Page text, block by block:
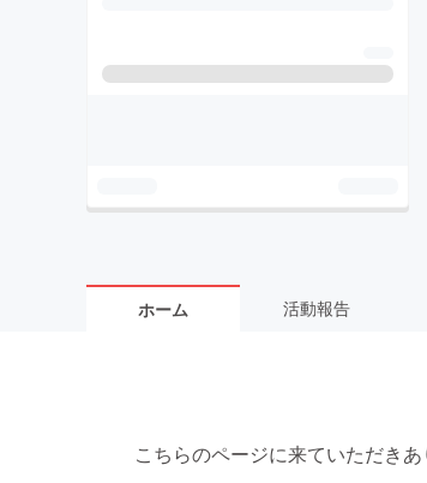
ホーム 活動報告
こちらのページに来ていただき